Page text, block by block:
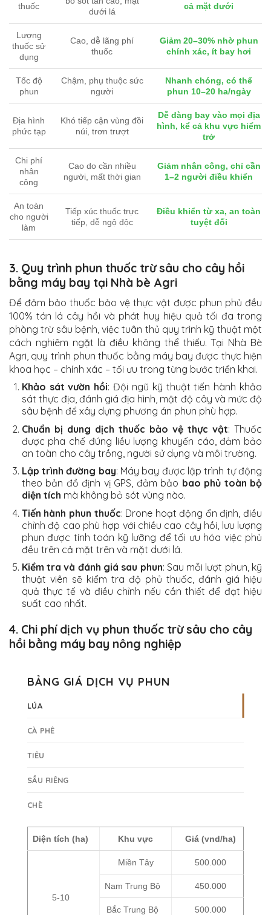
thuốc
dưới lá
cả mặt dưới
Lượng
thuốc sử
dụng
Cao, dễ lãng phí
thuốc
Giảm 20–30% nhờ phun
chính xác, ít bay hơi
Tốc độ
phun
Chậm, phụ thuộc sức
người
Nhanh chóng, có thể
phun 10–20 ha/ngày
Địa hình
phức tạp
Khó tiếp cận vùng đồi
núi, trơn trượt
Dễ dàng bay vào mọi địa
hình, kể cả khu vực hiểm
trở
Chi phí
nhân
công
Cao do cần nhiều
người, mất thời gian
Giảm nhân công, chỉ cần
1–2 người điều khiển
An toàn
cho người
làm
Tiếp xúc thuốc trực
tiếp, dễ ngộ độc
Điều khiển từ xa, an toàn
tuyệt đối
3. Quy trình phun thuốc trừ sâu cho cây hồi
bằng máy bay tại Nhà bè Agri
Để đảm bảo thuốc bảo vệ thực vật được phun phủ đều
100% tán lá cây hồi và phát huy hiệu quả tối đa trong
phòng trừ sâu bệnh, việc tuân thủ quy trình kỹ thuật một
cách nghiêm ngặt là điều không thể thiếu. Tại Nhà Bè
Agri, quy trình phun thuốc bằng máy bay được thực hiện
khoa học – chính xác – tối ưu trong từng bước triển khai.
Khảo sát vườn hồi: Đội ngũ kỹ thuật tiến hành khảo
sát thực địa, đánh giá địa hình, mật độ cây và mức độ
sâu bệnh để xây dựng phương án phun phù hợp.
Chuẩn bị dung dịch thuốc bảo vệ thực vật: Thuốc
được pha chế đúng liều lượng khuyến cáo, đảm bảo
an toàn cho cây trồng, người sử dụng và môi trường.
Lập trình đường bay: Máy bay được lập trình tự động
theo bản đồ định vị GPS, đảm bảo bao phủ toàn bộ
diện tích mà không bỏ sót vùng nào.
Tiến hành phun thuốc: Drone hoạt động ổn định, điều
chỉnh độ cao phù hợp với chiều cao cây hồi, lưu lượng
phun được tính toán kỹ lưỡng để tối ưu hóa việc phủ
đều trên cả mặt trên và mặt dưới lá.
Kiểm tra và đánh giá sau phun: Sau mỗi lượt phun, kỹ
thuật viên sẽ kiểm tra độ phủ thuốc, đánh giá hiệu
quả thực tế và điều chỉnh nếu cần thiết để đạt hiệu
suất cao nhất.
4. Chi phí dịch vụ phun thuốc trừ sâu cho cây
hồi bằng máy bay nông nghiệp
BẢNG GIÁ DỊCH VỤ PHUN
LÚA
CÀ PHÊ
TIÊU
SẦU RIÊNG
CHÈ
Diện tích (ha) Khu vực Giá (vnd/ha)
5-10
Miền Tây 500.000
Nam Trung Bộ 450.000
Bắc Trung Bộ 500.000